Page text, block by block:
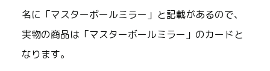
名に「マスターボールミラー」と記載があるので、
実物の商品は「マスターボールミラー」のカードと
なります。